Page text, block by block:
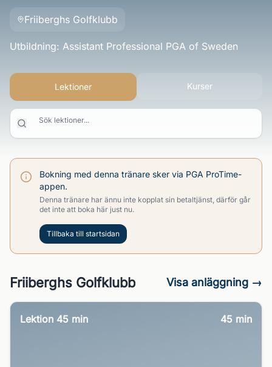
Friiberghs Golfklubb
Utbildning: Assistant Professional PGA of Sweden
Lektioner Kurser
Sök lektioner...
Bokning med denna tränare sker via PGA ProTime-
appen.
Denna tränare har ännu inte kopplat sin betaltjänst, därför går
det inte att boka här just nu.
Tillbaka till startsidan
Friiberghs Golfklubb Visa anläggning →
Lektion 45 min 45 min